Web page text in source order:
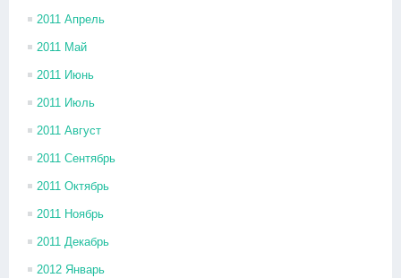
2011 Апрель
2011 Май
2011 Июнь
2011 Июль
2011 Август
2011 Сентябрь
2011 Октябрь
2011 Ноябрь
2011 Декабрь
2012 Январь